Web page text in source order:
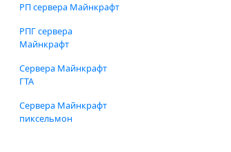
РП сервера Майнкрафт
РПГ сервера
Майнкрафт
Сервера Майнкрафт
ГТА
Сервера Майнкрафт
пиксельмон